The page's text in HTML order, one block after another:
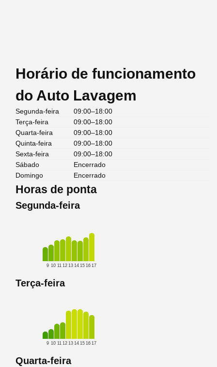
Horário de funcionamento
do Auto Lavagem
Segunda-feira
09:00–18:00
Terça-feira
09:00–18:00
Quarta-feira
09:00–18:00
Quinta-feira
09:00–18:00
Sexta-feira
09:00–18:00
Sábado
Encerrado
Domingo
Encerrado
Horas de ponta
Segunda-feira
9 10 11 12 13 14 15 16 17
Terça-feira
9 10 11 12 13 14 15 16 17
Quarta-feira